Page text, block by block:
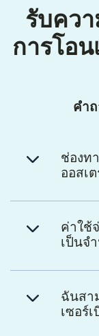
รับควา
การโอน
คำ
ช่องท
ออสเ
ค่าใช้
เป็นจ
ฉันสา
เซอร์เ